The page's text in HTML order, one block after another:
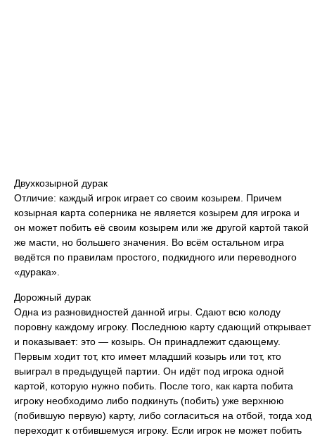
Двухкозырной дурак
Отличие: каждый игрок играет со своим козырем. Причем
козырная карта соперника не является козырем для игрока и
он может побить её своим козырем или же другой картой такой
же масти, но большего значения. Во всём остальном игра
ведётся по правилам простого, подкидного или переводного
«дурака».
Дорожный дурак
Одна из разновидностей данной игры. Сдают всю колоду
поровну каждому игроку. Последнюю карту сдающий открывает
и показывает: это — козырь. Он принадлежит сдающему.
Первым ходит тот, кто имеет младший козырь или тот, кто
выиграл в предыдущей партии. Он идёт под игрока одной
картой, которую нужно побить. После того, как карта побита
игроку необходимо либо подкинуть (побить) уже верхнюю
(побившую первую) карту, либо согласиться на отбой, тогда ход
переходит к отбившемуся игроку. Если игрок не может побить